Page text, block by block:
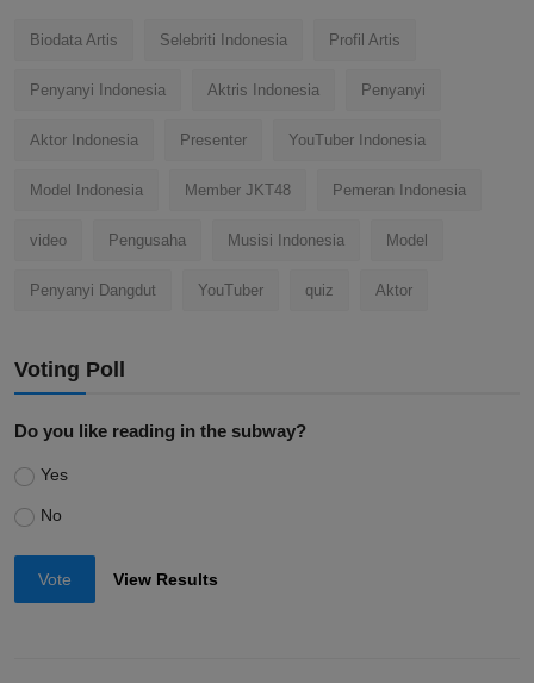
Biodata Artis Selebriti Indonesia Profil Artis
Penyanyi Indonesia Aktris Indonesia Penyanyi
Aktor Indonesia Presenter YouTuber Indonesia
Model Indonesia Member JKT48 Pemeran Indonesia
video Pengusaha Musisi Indonesia Model
Penyanyi Dangdut YouTuber quiz Aktor
Voting Poll
Do you like reading in the subway?
Yes
No
Vote View Results